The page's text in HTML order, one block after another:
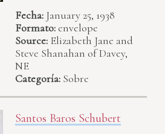
Fecha: January 25, 1938
Formato:envelope
Source: Elizabeth Jane and
Steve Shanahan of Davey,
NE
Categoría: Sobre
Santos Baros Schubert